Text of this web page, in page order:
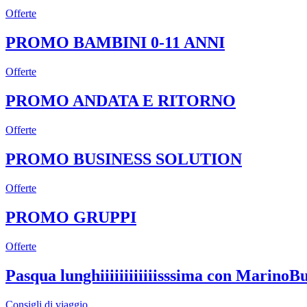
Offerte
PROMO BAMBINI 0-11 ANNI
Offerte
PROMO ANDATA E RITORNO
Offerte
PROMO BUSINESS SOLUTION
Offerte
PROMO GRUPPI
Offerte
Pasqua lunghiiiiiiiiiiiisssima con
Consigli di viaggio